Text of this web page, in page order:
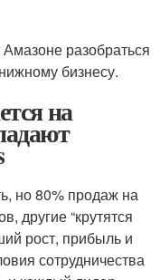
разобраться
бизнесу.
на
но 80% продаж на
другие “крутятся
рост, прибыль и
сотрудничества